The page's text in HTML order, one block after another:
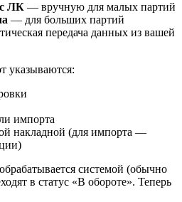
ЛК — вручную для малых партий
— для больших партий
передача данных из вашей
указываются:
импорта
накладной (для импорта —
системой (обычно
в статус «В обороте». Теперь